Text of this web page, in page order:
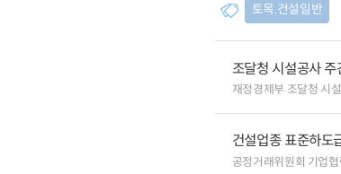
토목.건설일반
조달청 시설공사
재정경제부 조달청 시
건설업종 표준하도
공정거래위원회 기업